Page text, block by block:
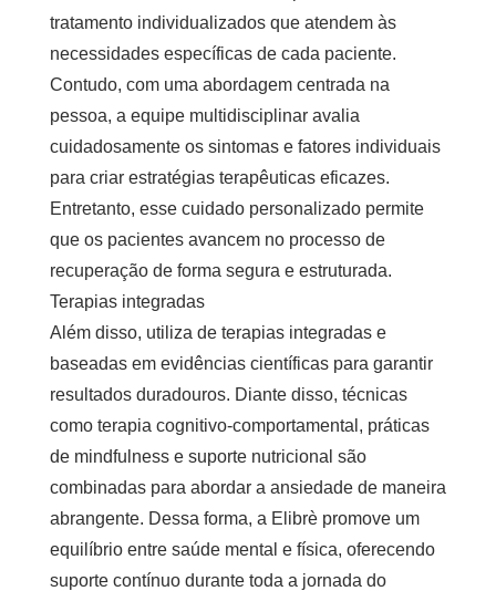
tratamento individualizados que atendem às
necessidades específicas de cada paciente.
Contudo, com uma abordagem centrada na
pessoa, a equipe multidisciplinar avalia
cuidadosamente os sintomas e fatores individuais
para criar estratégias terapêuticas eficazes.
Entretanto, esse cuidado personalizado permite
que os pacientes avancem no processo de
recuperação de forma segura e estruturada.
Terapias integradas
Além disso, utiliza de terapias integradas e
baseadas em evidências científicas para garantir
resultados duradouros. Diante disso, técnicas
como terapia cognitivo-comportamental, práticas
de mindfulness e suporte nutricional são
combinadas para abordar a ansiedade de maneira
abrangente. Dessa forma, a Elibrè promove um
equilíbrio entre saúde mental e física, oferecendo
suporte contínuo durante toda a jornada do